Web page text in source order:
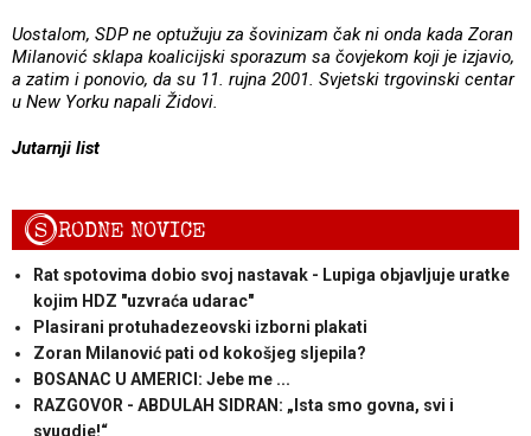
Uostalom, SDP ne optužuju za šovinizam čak ni onda kada Zoran
Milanović sklapa koalicijski sporazum sa čovjekom koji je izjavio,
a zatim i ponovio, da su 11. rujna 2001. Svjetski trgovinski centar
u New Yorku napali Židovi.
Jutarnji list
SRODNE NOVICE
Rat spotovima dobio svoj nastavak - Lupiga objavljuje uratke
kojim HDZ "uzvraća udarac"
Plasirani protuhadezeovski izborni plakati
Zoran Milanović pati od kokošjeg sljepila?
BOSANAC U AMERICI: Jebe me ...
RAZGOVOR - ABDULAH SIDRAN: „Ista smo govna, svi i
svugdje!“